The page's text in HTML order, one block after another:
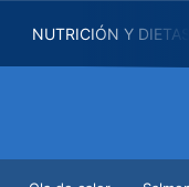
NUTRICIÓN Y